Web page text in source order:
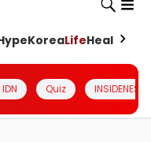
KoreaLifeHealth
Quiz INSIDENESIA